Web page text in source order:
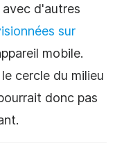
d'autres
sur
mobile.
cercle du milieu
donc pas